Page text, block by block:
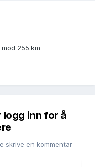
255.km
inn for å
skrive en kommentar